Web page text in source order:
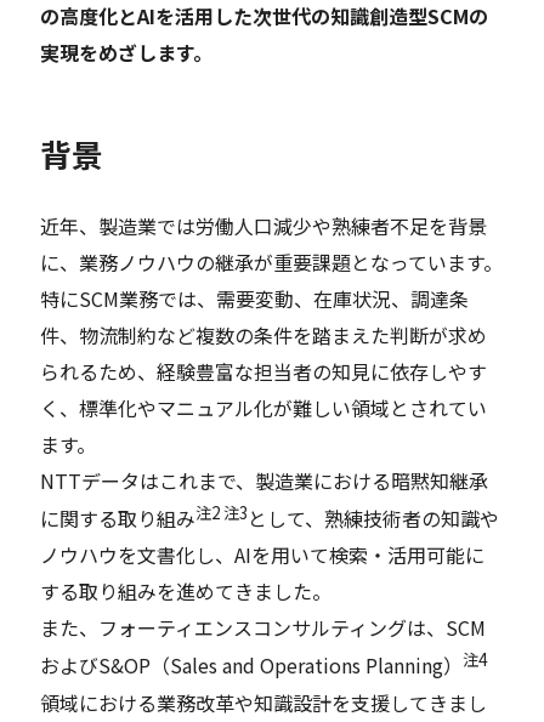
の高度化とAIを活用した次世代の知識創造型SCMの
実現をめざします。
背景
近年、製造業では労働人口減少や熟練者不足を背景
に、業務ノウハウの継承が重要課題となっています。
特にSCM業務では、需要変動、在庫状況、調達条
件、物流制約など複数の条件を踏まえた判断が求め
られるため、経験豊富な担当者の知見に依存しやす
く、標準化やマニュアル化が難しい領域とされてい
ます。
NTTデータはこれまで、製造業における暗黙知継承
に関する取り組み注2 注3 として、熟練技術者の知識や
ノウハウを文書化し、AIを用いて検索・活用可能に
する取り組みを進めてきました。
また、フォーティエンスコンサルティングは、SCM
およびS&OP（Sales and Operations Planning）注4
領域における業務改革や知識設計を支援してきまし